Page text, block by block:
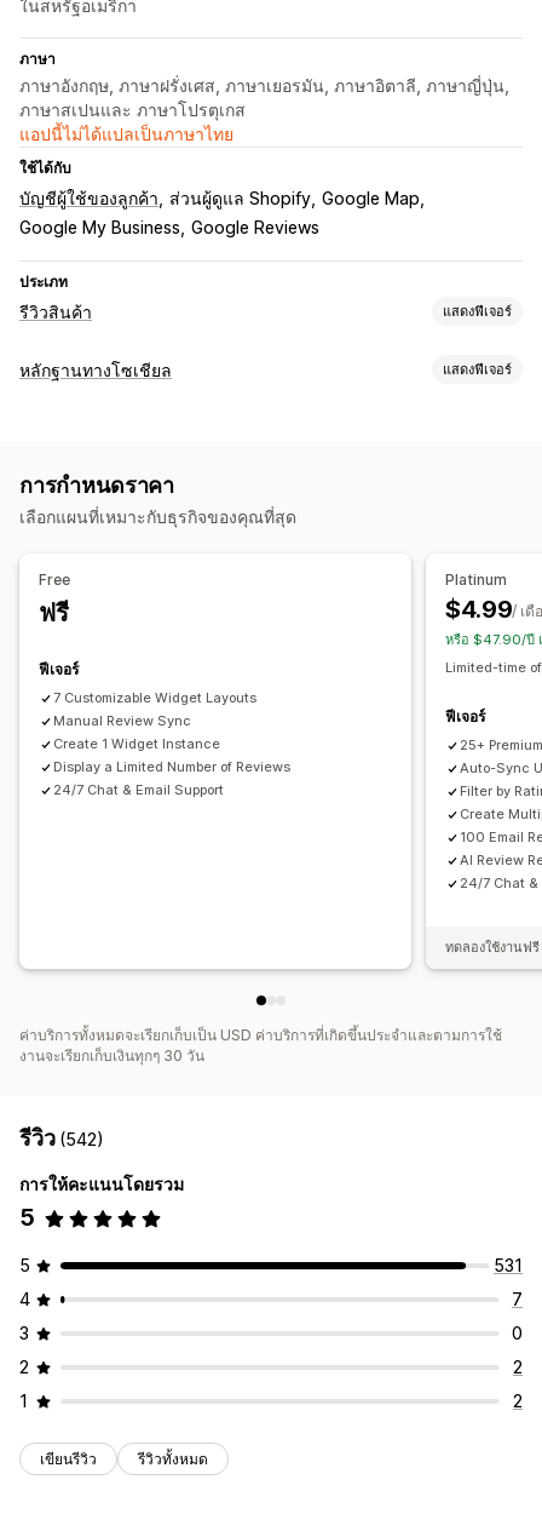
ในสหรัฐอเมริกา
ภาษา
ภาษาอังกฤษ, ภาษาฝรั่งเศส, ภาษาเยอรมัน, ภาษาอิตาลี, ภาษาญี่ปุ่น,
ภาษาสเปนและ ภาษาโปรตุเกส
แอปนี้ไม่ได้แปลเป็นภาษาไทย
ใช้ได้กับ
บัญชีผู้ใช้ของลูกค้า ส่วนผู้ดูแล Shopify Google Map
Google My Business Google Reviews
ประเภท
รีวิวสินค้า แสดงฟีเจอร์
ตัวเลือกการแสดงผล
วิธีรวบรวมรีวิว
การทำงานอัตโนมัติ
หลักฐานทางโซเชียล แสดงฟีเจอร์
ตัวเลือกการแสดงผล
จำนวนรีวิว หลายภาษา
การวิเคราะห์
การติดตามการมีส่วนร่วม
การกำหนดราคา
เลือกแผนที่เหมาะกับธุรกิจของคุณที่สุด
Free
ฟรี
ฟีเจอร์
7 Customizable Widget Layouts
Manual Review Sync
Create 1 Widget Instance
Display a Limited Number of Reviews
24/7 Chat & Email Support
Platinum
$4.99/ เดื
หรือ $47.90/ปี
Limited-time
ฟีเจอร์
25+
Auto-Sync
Filter by
Create
100 Email
AI Review
24/7 Chat &
ทดลองใช้งานฟ
ค่าบริการทั้งหมดจะเรียกเก็บเป็น USD ค่าบริการที่เกิดขึ้นประจำและตามการใช้
งานจะเรียกเก็บเงินทุกๆ 30 วัน
รีวิว (542)
การให้คะแนนโดยรวม
5
5
531
4
7
3
0
2
2
1
2
เขียนรีวิว รีวิวทั้งหมด